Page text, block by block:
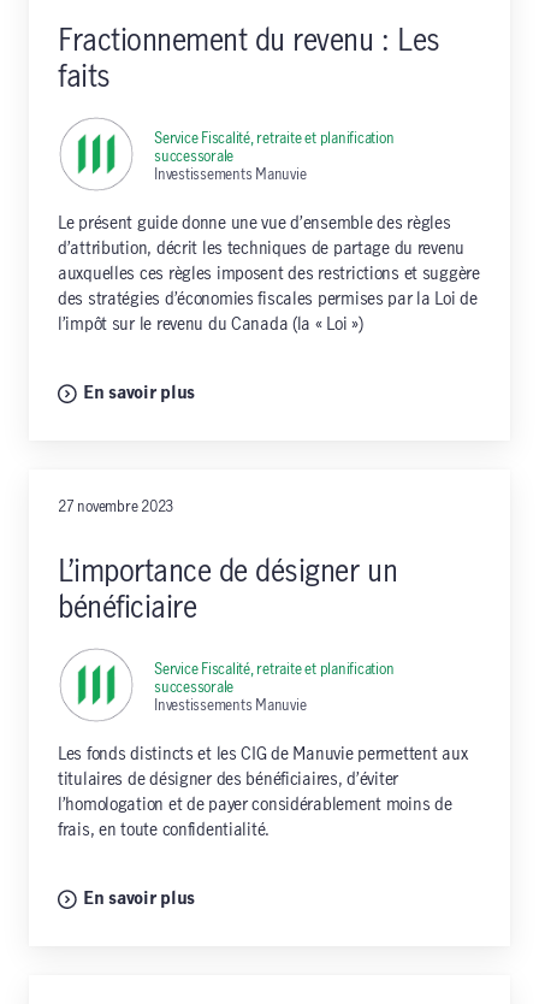
Fractionnement du revenu : Les
faits
Service Fiscalité, retraite et planification
successorale
Investissements Manuvie
Le présent guide donne une vue d’ensemble des règles
d’attribution, décrit les techniques de partage du revenu
auxquelles ces règles imposent des restrictions et suggère
des stratégies d’économies fiscales permises par la Loi de
l’impôt sur le revenu du Canada (la « Loi »)
En savoir plus
27 novembre 2023
L’importance de désigner un
bénéficiaire
Service Fiscalité, retraite et planification
successorale
Investissements Manuvie
Les fonds distincts et les CIG de Manuvie permettent aux
titulaires de désigner des bénéficiaires, d’éviter
l’homologation et de payer considérablement moins de
frais, en toute confidentialité.
En savoir plus